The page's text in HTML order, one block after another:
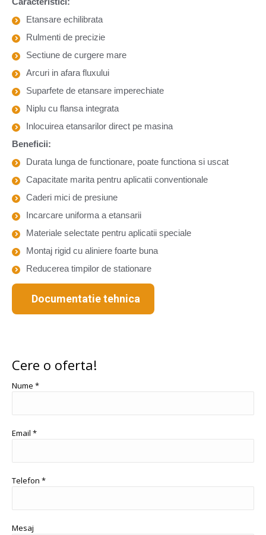
Etansare echilibrata
Rulmenti de precizie
Sectiune de curgere mare
Arcuri in afara fluxului
Suparfete de etansare imperechiate
Niplu cu flansa integrata
Inlocuirea etansarilor direct pe masina
Beneficii:
Durata lunga de functionare, poate functiona si uscat
Capacitate marita pentru aplicatii conventionale
Caderi mici de presiune
Incarcare uniforma a etansarii
Materiale selectate pentru aplicatii speciale
Montaj rigid cu aliniere foarte buna
Reducerea timpilor de stationare
Documentatie tehnica
Cere o oferta!
Nume *
Email *
Telefon *
Mesaj